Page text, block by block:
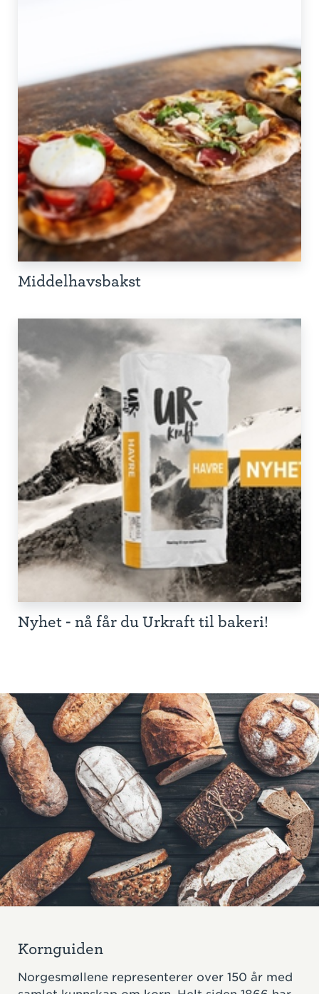
Middelhavsbakst
Nyhet - nå får du Urkraft til bakeri!
Kornguiden
Norgesmøllene representerer over 150 år med